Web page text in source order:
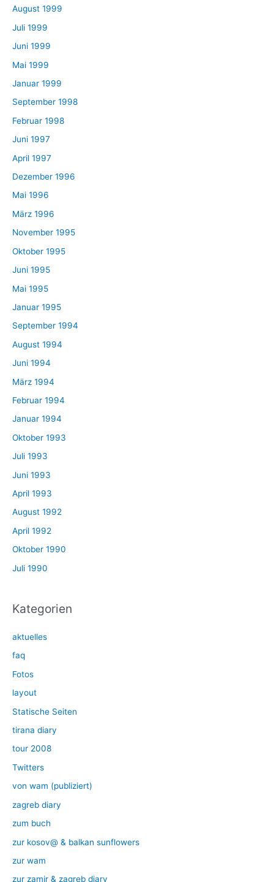
August 1999
Juli 1999
Juni 1999
Mai 1999
Januar 1999
September 1998
Februar 1998
Juni 1997
April 1997
Dezember 1996
Mai 1996
März 1996
November 1995
Oktober 1995
Juni 1995
Mai 1995
Januar 1995
September 1994
August 1994
Juni 1994
März 1994
Februar 1994
Januar 1994
Oktober 1993
Juli 1993
Juni 1993
April 1993
August 1992
April 1992
Oktober 1990
Juli 1990
Kategorien
aktuelles
faq
Fotos
layout
Statische Seiten
tirana diary
tour 2008
Twitters
von wam (publiziert)
zagreb diary
zum buch
zur kosov@ & balkan sunflowers
zur wam
zur zamir & zagreb diary